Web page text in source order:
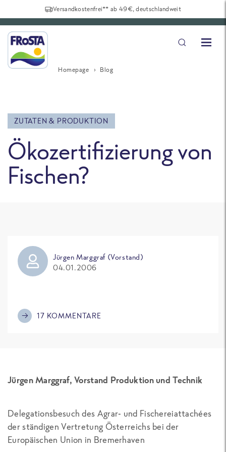
Versandkostenfrei** ab 49€, deutschlandweit
Homepage Blog
ZUTATEN & PRODUKTION
Ökozertifizierung von
Fischen?
Jürgen Marggraf (Vorstand)
04.01.2006
17 KOMMENTARE
Jürgen Marggraf, Vorstand Produktion und Technik
Delegationsbesuch des Agrar- und Fischereiattachées
der ständigen Vertretung Österreichs bei der
Europäischen Union in Bremerhaven